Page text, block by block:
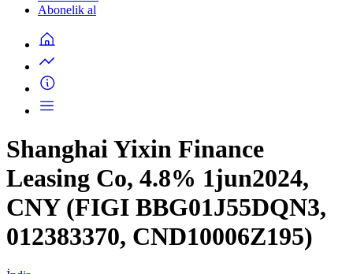
Abonelik al
Shanghai Yixin Finance
Leasing Co, 4.8% 1jun2024,
CNY (FIGI BBG01J55DQN3,
012383370, CND10006Z195)